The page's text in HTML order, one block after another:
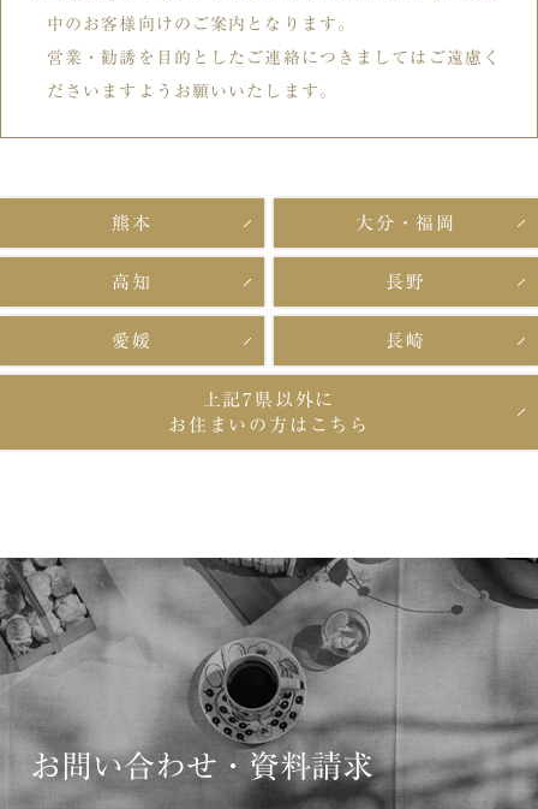
中のお客様向けのご案内となります。
営業・勧誘を目的としたご連絡につきましてはご遠慮く
ださいますようお願いいたします。
熊本 大分・福岡
高知 長野
愛媛 長崎
上記7県以外に
お住まいの方はこちら
お問い合わせ・資料請求